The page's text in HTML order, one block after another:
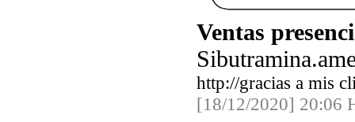
Ventas
http://gracias a mis
[18/12/2020] 20:06